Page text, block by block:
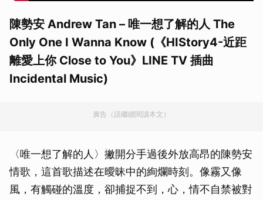
陳勢安 Andrew Tan – 唯一想了解的人 The
Only One I Wanna Know (《HIStory4-近距
離愛上你 Close to You》LINE TV 插曲
Incidental Music)
廣告（請繼續閱讀本文）
〈唯一想了解的人〉撇開分手過後外放高昂的陳勢安
情歌，這首歌描述在曖昧中的絢爛時刻。像霧又像
風，有觸碰的溫度，卻捕捉不到，心，情不自禁被對